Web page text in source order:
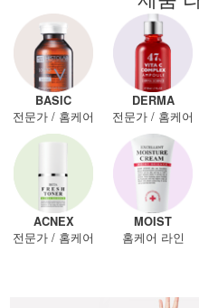
BASIC
전문가 / 홈케어
DERMA
전문가 / 홈케어
ACNEX
전문가 / 홈케어
MOIST
홈케어 라인